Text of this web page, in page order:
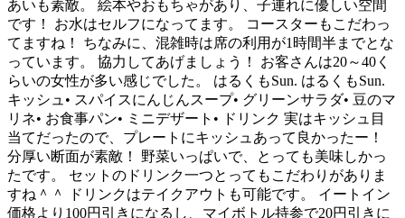
あいも素敵。 絵本やおもちゃがあり、子連れに優しい空間
です！ お水はセルフになってます。 コースターもこだわっ
てますね！ ちなみに、混雑時は席の利用が1時間半までとな
っています。 協力してあげましょう！ お客さんは20～40く
らいの女性が多い感じでした。 はるくもSun. はるくもSun.
キッシュ• スパイスにんじんスープ• グリーンサラダ• 豆のマ
リネ• お食事パン• ミニデザート• ドリンク 実はキッシュ目
当てだったので、プレートにキッシュあって良かったー！
分厚い断面が素敵！ 野菜いっぱいで、とっても美味しかっ
たです。 セットのドリンク一つとってもこだわりがありま
すね＾＾ ドリンクはテイクアウトも可能です。 イートイン
価格より100円引きになるし、マイボトル持参で20円引きに